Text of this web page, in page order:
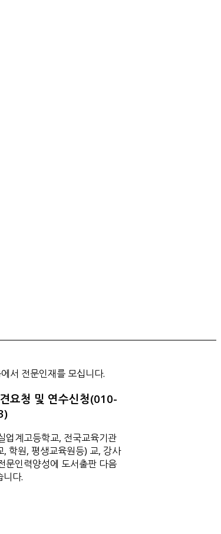
서 전문인재를 모십니다.
요청 및 연수신청(010-
업계고등학교, 전국교육기관
, 학원, 평생교육원등) 교, 강사
문인력양성에 도서출판 다음
니다.